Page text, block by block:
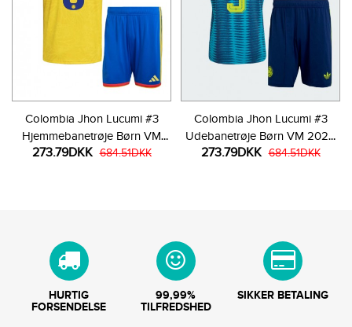
Colombia Jhon Lucumi #3
Hjemmebanetrøje Børn VM
2026 Kortærmet (+ Korte
273.79DKK 684.51DKK
Colombia Jhon Lucumi #3
Udebanetrøje Børn VM 2026
Kortærmet (+ Korte bukser)
273.79DKK 684.51DKK
HURTIG
FORSENDELSE
99,99%
TILFREDSHED
SIKKER BETALING